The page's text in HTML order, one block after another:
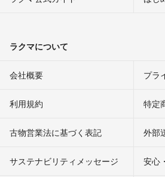
ラクマについて
会社概要 プラ
利用規約 特定
古物営業法に基づく表記 外部
サステナビリティメッセージ 安心